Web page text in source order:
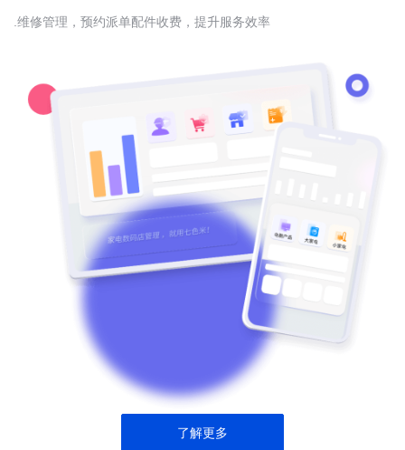
.维修管理，预约派单配件收费，提升服务效率
了解更多